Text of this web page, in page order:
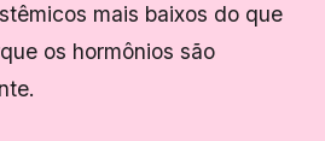
mais baixos do que
os hormônios são